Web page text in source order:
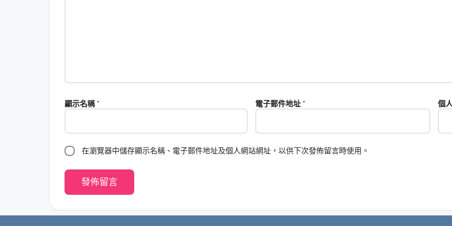
顯示名稱 * 電子郵件地址 * 個
在瀏覽器中儲存顯示名稱、電子郵件地址及個人網站網址，以供下次發佈留言時使用。